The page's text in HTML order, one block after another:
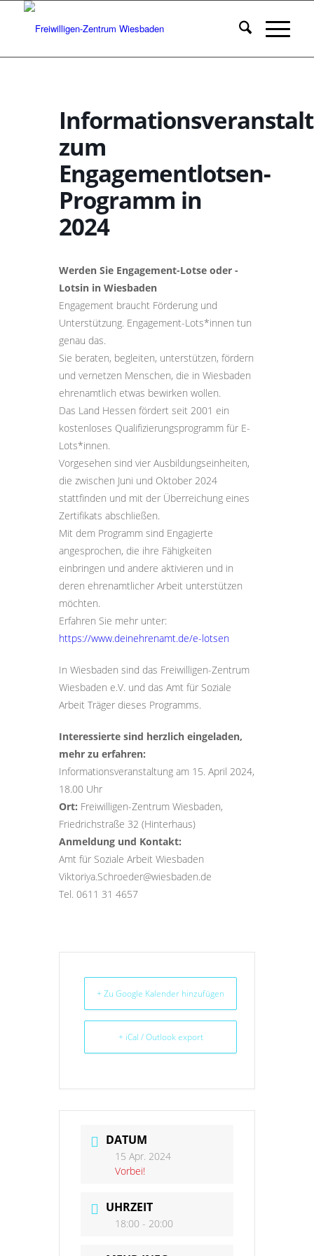
zum
Engagementlotsen-
Programm in
2024
Werden Sie Engagement-Lotse oder -
Lotsin in Wiesbaden
Engagement braucht Förderung und
Unterstützung. Engagement-Lots*innen tun
genau das.
Sie beraten, begleiten, unterstützen, fördern
und vernetzen Menschen, die in Wiesbaden
ehrenamtlich etwas bewirken wollen.
Das Land Hessen fördert seit 2001 ein
kostenloses Qualifizierungsprogramm für E-
Lots*innen.
Vorgesehen sind vier Ausbildungseinheiten,
die zwischen Juni und Oktober 2024
stattfinden und mit der Überreichung eines
Zertifikats abschließen.
Mit dem Programm sind Engagierte
angesprochen, die ihre Fähigkeiten
einbringen und andere aktivieren und in
deren ehrenamtlicher Arbeit unterstützen
möchten.
Erfahren Sie mehr unter:
https://www.deinehrenamt.de/e-lotsen
In Wiesbaden sind das Freiwilligen-Zentrum
Wiesbaden e.V. und das Amt für Soziale
Arbeit Träger dieses Programms.
Interessierte sind herzlich eingeladen,
mehr zu erfahren:
Informationsveranstaltung am 15. April 2024,
18.00 Uhr
Ort: Freiwilligen-Zentrum Wiesbaden,
Friedrichstraße 32 (Hinterhaus)
Anmeldung und Kontakt:
Amt für Soziale Arbeit Wiesbaden
Viktoriya.Schroeder@wiesbaden.de
Tel. 0611 31 4657
+ Zu Google Kalender hinzufügen
+ iCal / Outlook export
DATUM
15 Apr. 2024
Vorbei!
UHRZEIT
18:00 - 20:00